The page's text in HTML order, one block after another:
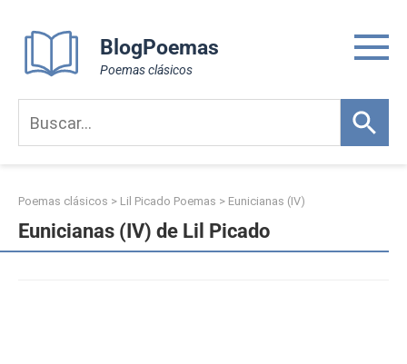
content
BlogPoemas
Poemas clásicos
Poemas clásicos > Lil Picado Poemas > Eunicianas (IV)
Eunicianas (IV) de Lil Picado